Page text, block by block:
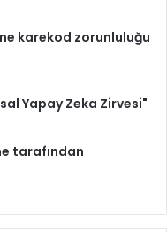
karekod zorunluluğu
Yapay Zeka Zirvesi"
tarafından